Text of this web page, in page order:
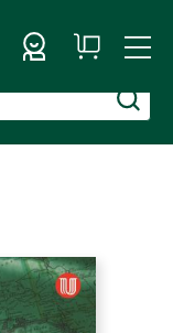
Sign In
My
Cart